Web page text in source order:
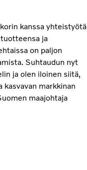
kanssa yhteistyötä
ja
on paljon
Suhtaudun nyt
ja olen iloinen siitä,
markkinan
maajohtaja